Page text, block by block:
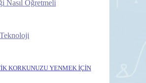
Nasıl Öğretmeli
KORKUNUZU YENMEK İÇİN